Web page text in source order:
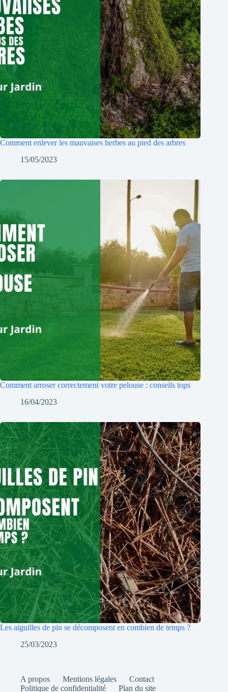
Comment enlever les mauvaises herbes au pied des arbres
15/05/2023
Comment arroser correctement votre pelouse : conseils tops
16/04/2023
Les aiguilles de pin se décomposent en combien de temps ?
25/03/2023
A propos Mentions légales
Contact
Politique de confidentialité
Plan du site